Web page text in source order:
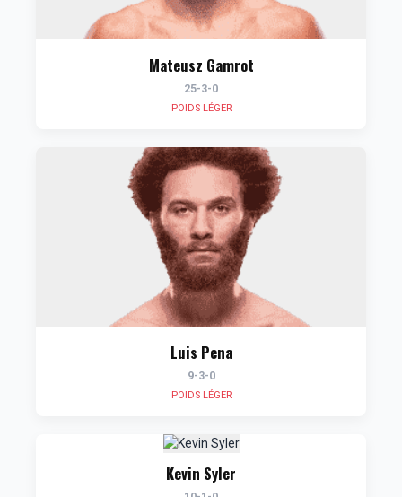
Mateusz Gamrot
25-3-0
POIDS LÉGER
Luis Pena
9-3-0
POIDS LÉGER
Kevin Syler